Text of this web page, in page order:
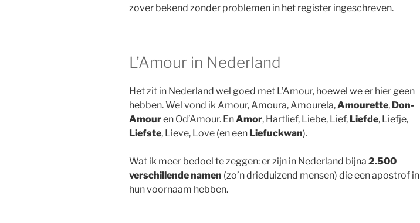
zover bekend zonder problemen in het register ingeschreven.
L’Amour in Nederland
Het zit in Nederland wel goed met L’Amour, hoewel we er hier geen
hebben. Wel vond ik Amour, Amoura, Amourela,Amourette, Don-
Amouren Od’Amour. EnAmor, Hartlief, Liebe, Lief, Liefde, Liefje,
Liefste, Lieve, Love (en een Liefuckwan).
Wat ik meer bedoel te zeggen: er zijn in Nederland bijna 2.500
verschillende namen (zo’n drieduizend mensen) die een apostrof in
hun voornaam hebben.